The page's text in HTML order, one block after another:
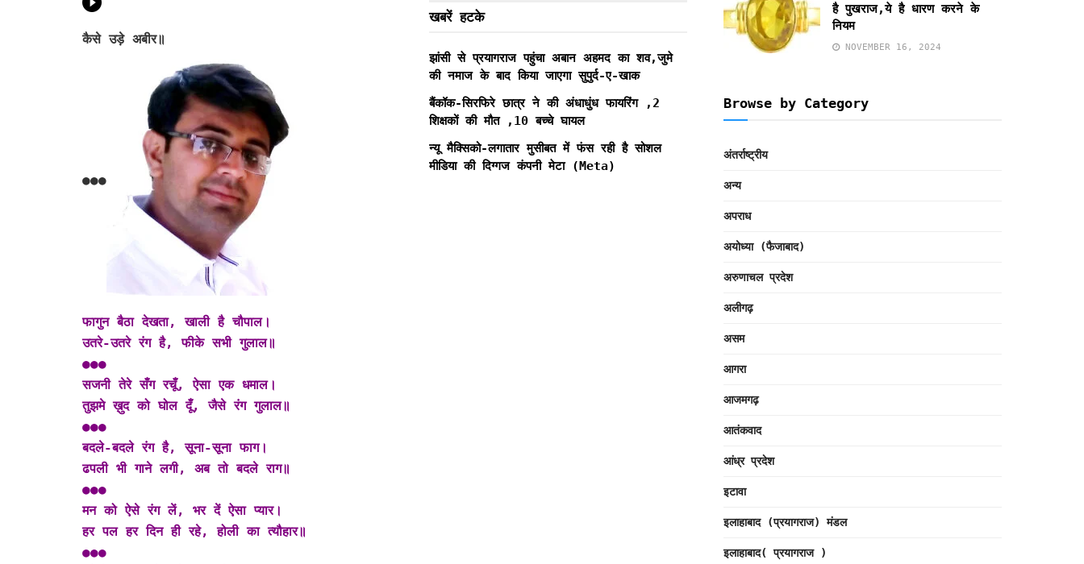
खबरें हटके
झांसी से प्रयागराज पहुंचा अबान अहमद का शव,जुमे
की नमाज के बाद किया जाएगा सुपुर्द-ए-खाक
बैंकॉक-सिरफिरे छात्र ने की अंधाधुंध फायरिंग ,2
शिक्षकों की मौत ,10 बच्चे घायल
न्यू मैक्सिको-लगातार मुसीबत में फंस रही है सोशल
मीडिया की दिग्गज कंपनी मेटा (Meta)
कैसे उड़े अबीर॥
●●●
फागुन बैठा देखता, खाली है चौपाल।
उतरे-उतरे रंग है, फीके सभी गुलाल॥
●●●
सजनी तेरे सँग रचूँ, ऐसा एक धमाल।
तुझमे ख़ुद को घोल दूँ, जैसे रंग गुलाल॥
●●●
बदले-बदले रंग है, सूना-सूना फाग।
ढपली भी गाने लगी, अब तो बदले राग॥
●●●
मन को ऐसे रंग लें, भर दें ऐसा प्यार।
हर पल हर दिन ही रहे, होली का त्यौहार॥
●●●
है पुखराज,ये है धारण करने के
नियम
NOVEMBER 16, 2024
Browse by Category
अंतर्राष्ट्रीय
अन्य
अपराध
अयोध्या (फैजाबाद)
अरुणाचल प्रदेश
अलीगढ़
असम
आगरा
आजमगढ़
आतंकवाद
आंध्र प्रदेश
इटावा
इलाहाबाद (प्रयागराज) मंडल
इलाहाबाद( प्रयागराज )